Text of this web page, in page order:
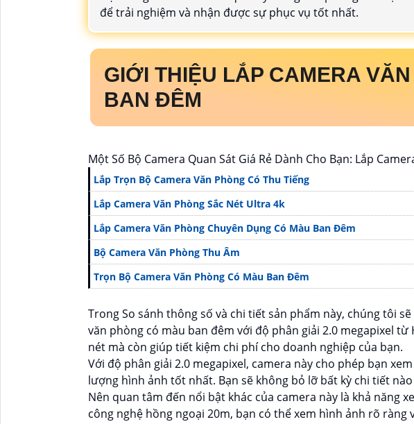
để trải nghiệm và nhận được sự phục vụ tốt nhất.
GIỚI THIỆU LẮP CAMERA
BAN ĐÊM
Một Số Bộ Camera Quan Sát Giá Rẻ Dành Cho Bạn: Lắp
Lắp Trọn Bộ Camera Văn Phòng Có Thu Tiếng
Lắp Camera Văn Phòng Sắc Nét Ultra 4k
Lắp Camera Văn Phòng Chuyên Dụng Có Màu Ban Đêm
Bộ Camera Văn Phòng Thu Âm
Trọn Bộ Camera Văn Phòng Có Màu Ban Đêm
Trong So sánh thông số và chi tiết sản phẩm này, chúng tôi
văn phòng có màu ban đêm với độ phân giải 2.0 megapixel từ
nét mà còn giúp tiết kiệm chi phí cho doanh nghiệp của bạn.
Với độ phân giải 2.0 megapixel, camera này cho phép bạn
lượng hình ảnh tốt nhất. Bạn sẽ không bỏ lỡ bất kỳ chi tiết
Nên quan tâm đến nổi bật khác của camera này là khả năng
công nghệ hồng ngoại 20m, bạn có thể xem hình ảnh rõ